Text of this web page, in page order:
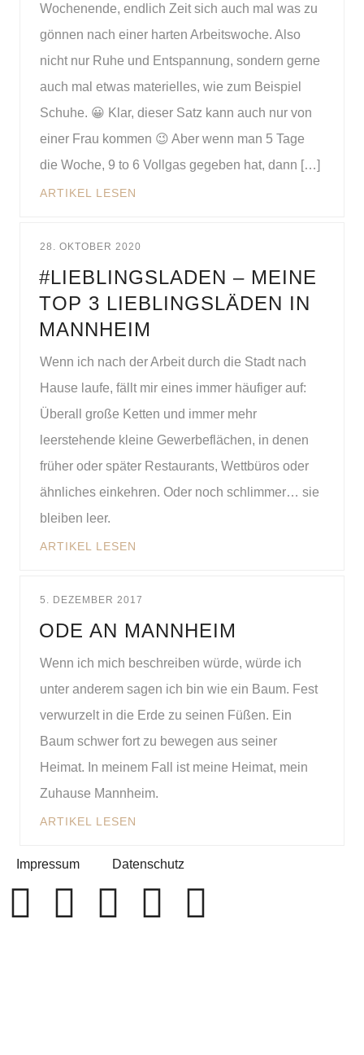
Wochenende, endlich Zeit sich auch mal was zu
gönnen nach einer harten Arbeitswoche. Also
nicht nur Ruhe und Entspannung, sondern gerne
auch mal etwas materielles, wie zum Beispiel
Schuhe. 😀 Klar, dieser Satz kann auch nur von
einer Frau kommen 😉 Aber wenn man 5 Tage
die Woche, 9 to 6 Vollgas gegeben hat, dann […]
ARTIKEL LESEN
28. OKTOBER 2020
#LIEBLINGSLADEN – MEINE
TOP 3 LIEBLINGSLÄDEN IN
MANNHEIM
Wenn ich nach der Arbeit durch die Stadt nach
Hause laufe, fällt mir eines immer häufiger auf:
Überall große Ketten und immer mehr
leerstehende kleine Gewerbeflächen, in denen
früher oder später Restaurants, Wettbüros oder
ähnliches einkehren. Oder noch schlimmer… sie
bleiben leer.
ARTIKEL LESEN
5. DEZEMBER 2017
ODE AN MANNHEIM
Wenn ich mich beschreiben würde, würde ich
unter anderem sagen ich bin wie ein Baum. Fest
verwurzelt in die Erde zu seinen Füßen. Ein
Baum schwer fort zu bewegen aus seiner
Heimat. In meinem Fall ist meine Heimat, mein
Zuhause Mannheim.
ARTIKEL LESEN
Impressum Datenschutz